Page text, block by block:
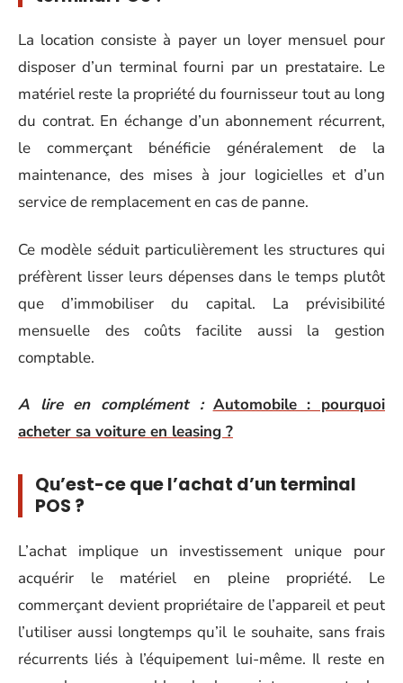
La location consiste à payer un loyer mensuel pour
disposer d’un terminal fourni par un prestataire. Le
matériel reste la propriété du fournisseur tout au long
du contrat. En échange d’un abonnement récurrent,
le commerçant bénéficie généralement de la
maintenance, des mises à jour logicielles et d’un
service de remplacement en cas de panne.
Ce modèle séduit particulièrement les structures qui
préfèrent lisser leurs dépenses dans le temps plutôt
que d’immobiliser du capital. La prévisibilité
mensuelle des coûts facilite aussi la gestion
comptable.
A lire en complément : Automobile : pourquoi
acheter sa voiture en leasing ?
Qu’est-ce que l’achat d’un terminal
POS ?
L’achat implique un investissement unique pour
acquérir le matériel en pleine propriété. Le
commerçant devient propriétaire de l’appareil et peut
l’utiliser aussi longtemps qu’il le souhaite, sans frais
récurrents liés à l’équipement lui-même. Il reste en